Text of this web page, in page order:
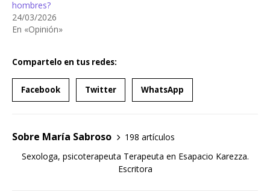
hombres?
24/03/2026
En «Opinión»
Compartelo en tus redes:
Facebook Twitter WhatsApp
Sobre María Sabroso
198 artículos
Sexologa, psicoterapeuta Terapeuta en Esapacio Karezza.
Escritora